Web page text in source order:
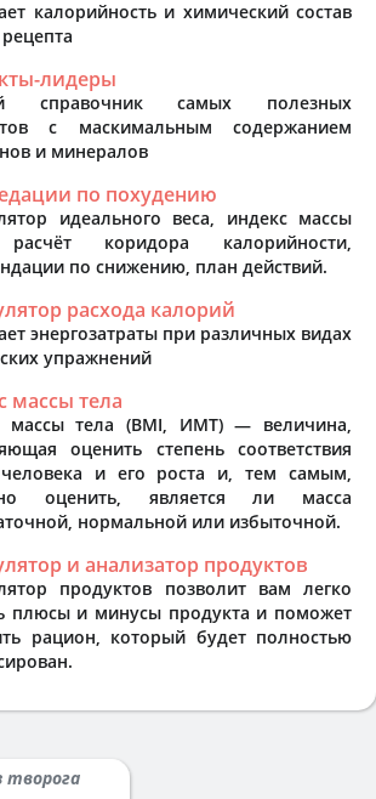
калорийность и химический состав
лидеры
справочник самых полезных
с маскимальным содержанием
и минералов
по похудению
идеального веса, индекс массы
коридора калорийности,
по снижению, план действий.
расхода калорий
энергозатраты при различных видах
упражнений
массы тела
массы тела (BMI, ИМТ) — величина,
оценить степень соответствия
и его роста и, тем самым,
оценить, является ли масса
нормальной или избыточной.
и анализатор продуктов
продуктов позволит вам легко
плюсы и минусы продукта и поможет
рацион, который будет полностью
творога